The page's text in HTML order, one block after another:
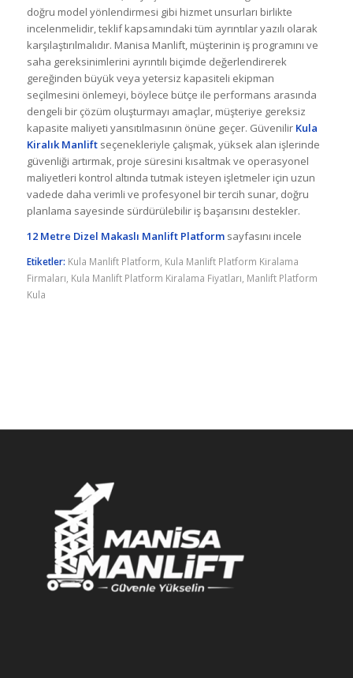
doğru model yönlendirmesi gibi hizmet unsurları birlikte
incelenmelidir, teklif kapsamındaki tüm ayrıntılar yazılı olarak
karşılaştırılmalıdır. Manisa Manlift, müşterinin iş programını ve
saha gereksinimlerini ayrıntılı biçimde değerlendirerek
gereğinden büyük veya yetersiz kapasiteli ekipman
seçilmesini önlemeyi, böylece bütçe ile performans arasında
dengeli bir çözüm oluşturmayı amaçlar, müşteriye gereksiz
kapasite maliyeti yansıtılmasının önüne geçer. Güvenilir Kula
Kiralık Manliftseçenekleriyle çalışmak, yüksek alan işlerinde
güvenliği artırmak, proje süresini kısaltmak ve operasyonel
maliyetleri kontrol altında tutmak isteyen işletmeler için uzun
vadede daha verimli ve profesyonel bir tercih sunar, doğru
planlama sayesinde sürdürülebilir iş başarısını destekler.
12 Metre Dizel Makaslı Manlift Platformsayfasını incele
Etiketler: Kula Manlift Platform Kula Manlift Platform Kiralama
Firmaları Kula Manlift Platform Kiralama Fiyatları Manlift Platform
Kula